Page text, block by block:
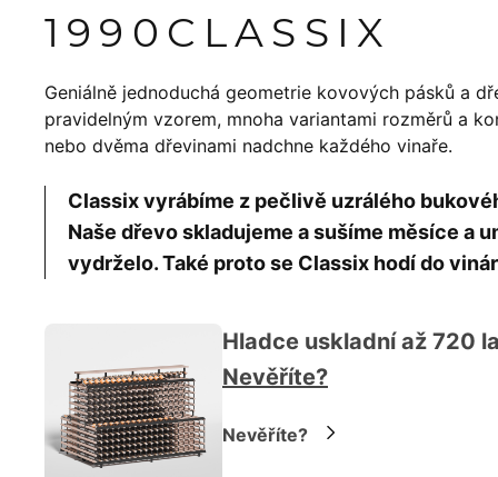
1990 CLASSIX
Geniálně jednoduchá geometrie kovových pásků a
pravidelným vzorem, mnoha variantami rozměrů a
nebo dvěma dřevinami nadchne každého vinaře.
Classix vyrábíme z pečlivě uzrálého
Naše dřevo skladujeme a sušíme měsíce a
vydrželo. Také proto se Classix hodí do
Hladce uskladní až 720
Nevěříte?
Nevěříte?